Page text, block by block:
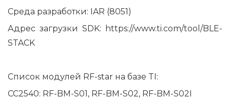
Среда разработки: IAR (8051)
Адрес загрузки SDK: https://www.ti.com/tool/BLE-
STACK
Список модулей RF-star на базе TI:
CC2540: RF-BM-S01, RF-BM-S02, RF-BM-S02I